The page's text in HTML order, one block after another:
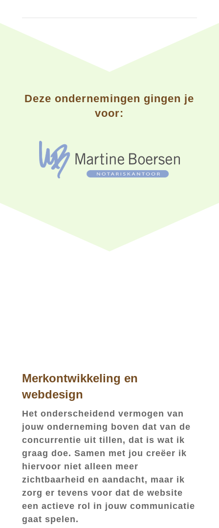
Deze ondernemingen gingen je
voor:
Merkontwikkeling en
webdesign
Het onderscheidend vermogen van
jouw onderneming boven dat van de
concurrentie uit tillen, dat is wat ik
graag doe. Samen met jou creëer ik
hiervoor niet alleen meer
zichtbaarheid en aandacht, maar ik
zorg er tevens voor dat de website
een actieve rol in jouw communicatie
gaat spelen.